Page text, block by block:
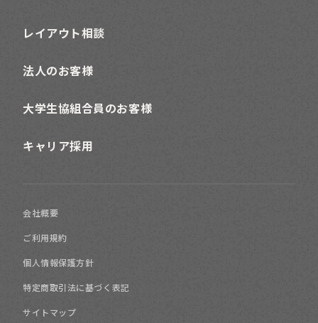
レイアウト相談
法人のお客様
大学生協組合員のお客様
キャリア採用
会社概要
ご利用規約
個人情報保護方針
特定商取引法に基づく表記
サイトマップ